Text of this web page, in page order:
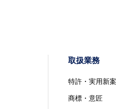
取扱業務
特許・実用新案
商標・意匠